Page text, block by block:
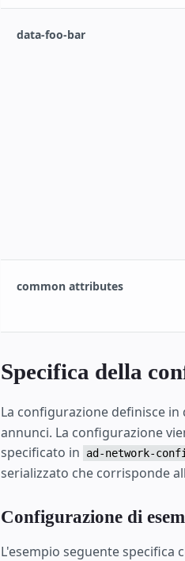
data-foo-bar
common attributes
Specifica della
La configurazione definisce in
annunci. La configurazione
specificato in
ad-network-
serializzato che corrisponde
Configurazione di
L'esempio seguente